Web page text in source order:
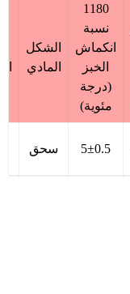
1180
نسبة
انكماش
الخبز
(درجة
مئوية)
الشكل
المادي
5±0.5 سحق